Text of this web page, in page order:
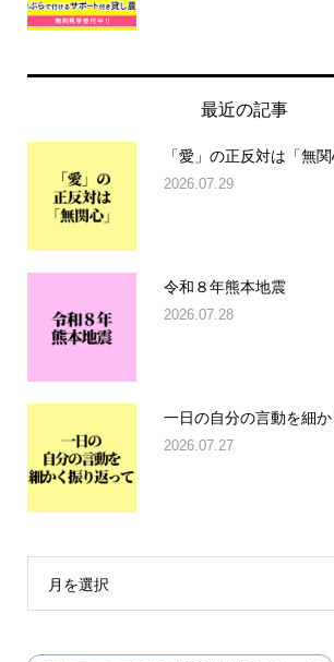
最近の記事
「愛」の正反対は「無関
2026.07.29
令和８年熊本地震
2026.07.28
一日の自分の言動を細
2026.07.27
月を選択